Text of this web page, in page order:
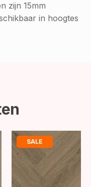
zijn 15mm
in hoogtes
SALE